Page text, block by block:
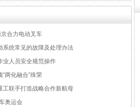
合力电动叉车
系统常见的故障及处理办法
业人员安全规范操作
两化融合”殊荣
工联手打造战略合作新航母
奥运会